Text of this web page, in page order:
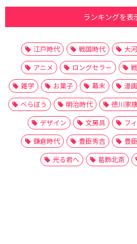
ランキングを表
江戸時代 戦国時代 大
アニメ
ロングセラー
雑学
お菓子 幕末 漫画
べらぼう
明治時代 徳川家
デザイン
文房具 フ
鎌倉時代
豊臣秀吉 豊
光る君へ
葛飾北斎